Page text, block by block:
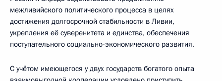
межливийского политического процесса в целях
достижения долгосрочной стабильности в Ливии,
укрепления её суверенитета и единства, обеспечения
поступательного социально-экономического развития.
С учётом имеющегося у двух государств богатого опыта